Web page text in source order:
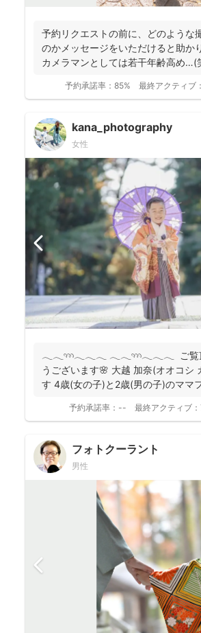
予約リクエストの前に、どのような
のかメッセージをいただけると助か
カメラマンとしては若干年齢高め…(
予約承諾率： 85% 最終アクティブ：
kana_photography
女性
𓂃𓂃𓄺𓂃𓂃𓂃 𓂃𓂃𓄺𓂃𓂃𓂃 ご覧頂
うございます🌸 大越 加奈(オオコシ
す 4歳(女の子)と2歳(男の子)のママ
予約承諾率： -- 最終アクティブ：
フォトクーラント
男性